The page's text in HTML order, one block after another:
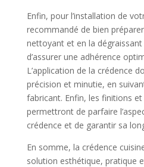
Enfin, pour l’installation de
recommandé de bien
nettoyant et en la
d’assurer une adhérence
L’application de la crédence
précision et minutie, en
fabricant. Enfin, les finitions
permettront de parfaire
crédence et de garantir sa
En somme, la crédence
solution esthétique, pratique